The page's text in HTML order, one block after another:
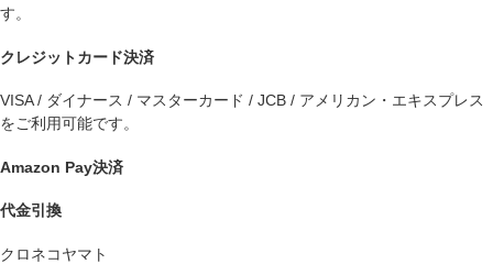
す。
クレジットカード決済
VISA / ダイナース / マスターカード / JCB / アメリカン・エキスプレス
をご利用可能です。
Amazon Pay決済
代金引換
クロネコヤマト